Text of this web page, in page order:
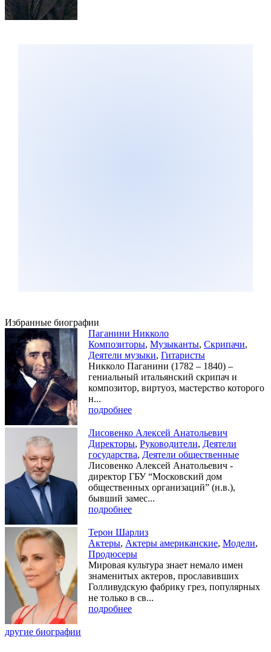
Избранные биографии
Паганини Никколо
Композиторы, Музыканты, Скрипачи,
Деятели музыки, Гитаристы
Никколо Паганини (1782 – 1840) –
гениальный итальянский скрипач и
композитор, виртуоз, мастерство которого
н...
подробнее
Лисовенко Алексей Анатольевич
Директоры, Руководители, Деятели
государства, Деятели общественные
Лисовенко Алексей Анатольевич -
директор ГБУ “Московский дом
общественных организаций” (н.в.),
бывший замес...
подробнее
Терон Шарлиз
Актеры, Актеры американские, Модели,
Продюсеры
Мировая культура знает немало имен
знаменитых актеров, прославивших
Голливудскую фабрику грез, популярных
не только в св...
подробнее
другие биографии